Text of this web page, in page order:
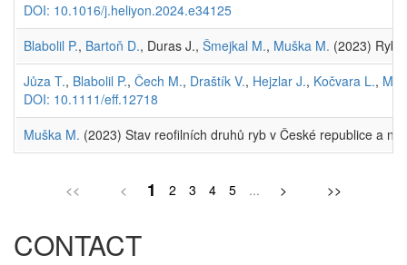
DOI: 10.1016/j.heliyon.2024.e34125
Blabolil P., Bartoň D., Duras J., Šmejkal M., Muška M. (2023) Rybí
Jůza T., Blabolil P., Čech M., Draštík V., Hejzlar J., Kočvara L.,
DOI: 10.1111/eff.12718
Muška M. (2023) Stav reofilních druhů ryb v České republice a
<< < 1 2 3 4 5 ... > >>
CONTACT